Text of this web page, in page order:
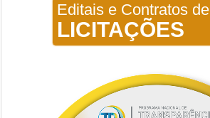
Editais e Contratos de
LICITAÇÕES